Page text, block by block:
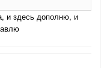
и здесь дополню, и